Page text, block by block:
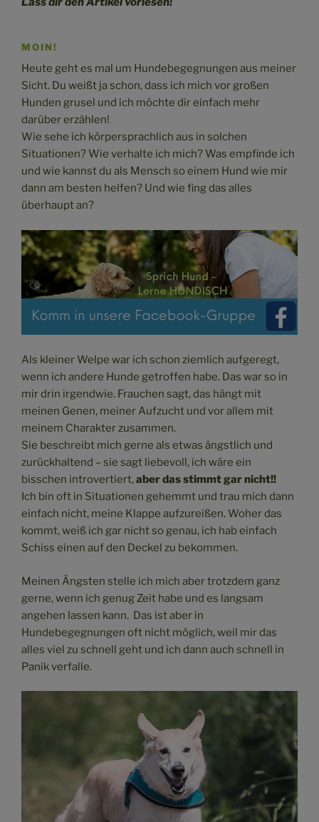
MOIN!
Heute geht es mal um Hundebegegnungen aus meiner
Sicht. Du weißt ja schon, dass ich mich vor großen
Hunden grusel und ich möchte dir einfach mehr
darüber erzählen!
Wie sehe ich körpersprachlich aus in solchen
Situationen? Wie verhalte ich mich? Was empfinde ich
und wie kannst du als Mensch so einem Hund wie mir
dann am besten helfen? Und wie fing das alles
überhaupt an?
Als kleiner Welpe war ich schon ziemlich aufgeregt,
wenn ich andere Hunde getroffen habe. Das war so in
mir drin irgendwie. Frauchen sagt, das hängt mit
meinen Genen, meiner Aufzucht und vor allem mit
meinem Charakter zusammen.
Sie beschreibt mich gerne als etwas ängstlich und
zurückhaltend – sie sagt liebevoll, ich wäre ein
bisschen introvertiert,aber das stimmt gar nicht!!
Ich bin oft in Situationen gehemmt und trau mich dann
einfach nicht, meine Klappe aufzureißen. Woher das
kommt, weiß ich gar nicht so genau, ich hab einfach
Schiss einen auf den Deckel zu bekommen.
Meinen Ängsten stelle ich mich aber trotzdem ganz
gerne, wenn ich genug Zeit habe und es langsam
angehen lassen kann. Das ist aber in
Hundebegegnungen oft nicht möglich, weil mir das
alles viel zu schnell geht und ich dann auch schnell in
Panik verfalle.